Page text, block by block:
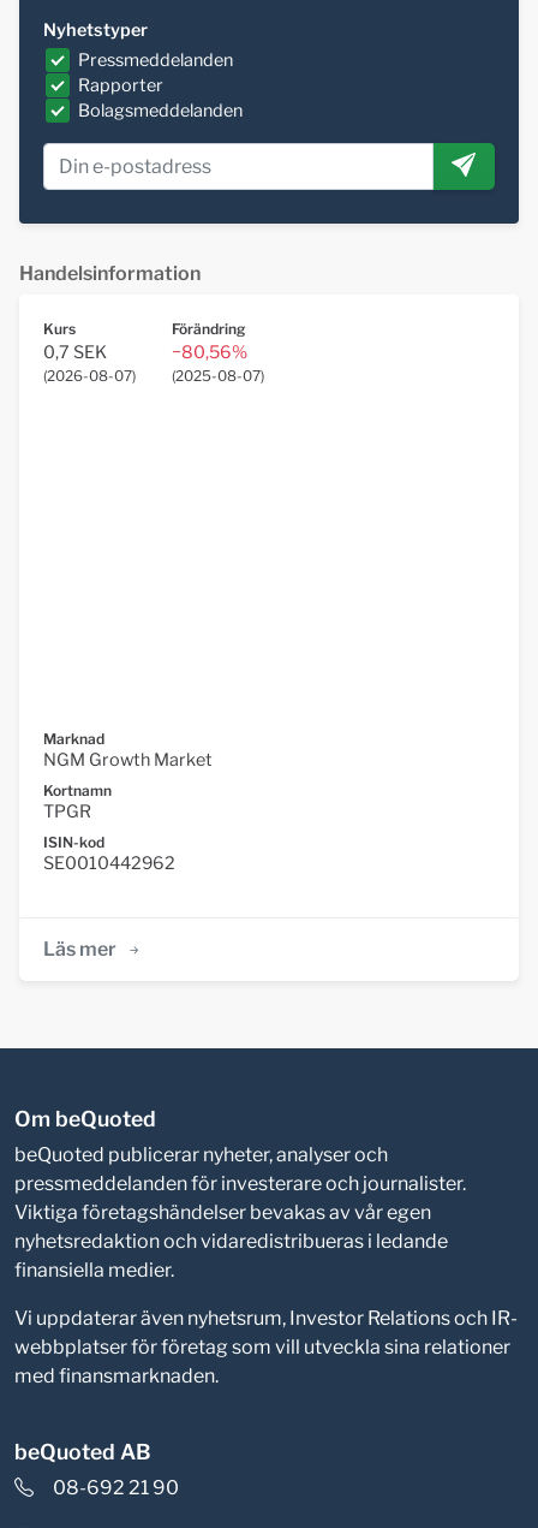
Nyhetstyper
Pressmeddelanden
Rapporter
Bolagsmeddelanden
Handelsinformation
Kurs
0,7 SEK
(2026-08-07)
Förändring
−80,56%
(2025-08-07)
Marknad
NGM Growth Market
Kortnamn
TPGR
ISIN-kod
SE0010442962
Läs mer
Om beQuoted
beQuoted publicerar nyheter, analyser och
pressmeddelanden för investerare och journalister.
Viktiga företagshändelser bevakas av vår egen
nyhetsredaktion och vidaredistribueras i ledande
finansiella medier.
Vi uppdaterar även nyhetsrum, Investor Relations och IR-
webbplatser för företag som vill utveckla sina relationer
med finansmarknaden.
beQuoted AB
08-692 21 90